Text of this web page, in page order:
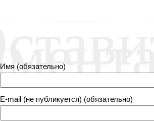
Имя (обязательно)
E-mail (не публикуется) (обязательно)